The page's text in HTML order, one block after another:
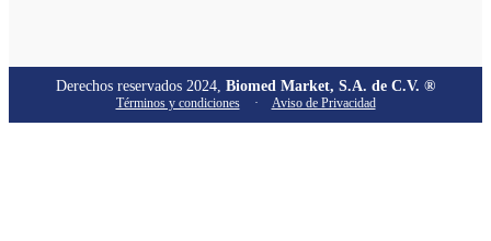
Derechos reservados 2024, Biomed Market, S.A. de C.V. ®
Términos y condiciones · Aviso de Privacidad